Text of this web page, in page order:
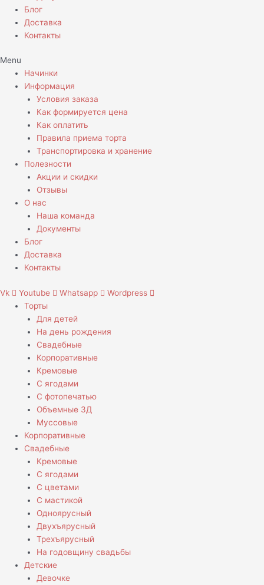
Блог
Доставка
Контакты
Menu
Начинки
Информация
Условия заказа
Как формируется цена
Как оплатить
Правила приема торта
Транспортировка и хранение
Полезности
Акции и скидки
Отзывы
О нас
Наша команда
Документы
Блог
Доставка
Контакты
Vk Youtube Whatsapp
Wordpress
Торты
Для детей
На день рождения
Свадебные
Корпоративные
Кремовые
С ягодами
С фотопечатью
Объемные 3Д
Муссовые
Корпоративные
Свадебные
Кремовые
С ягодами
С цветами
С мастикой
Одноярусный
Двухъярусный
Трехъярусный
На годовщину свадьбы
Детские
Девочке